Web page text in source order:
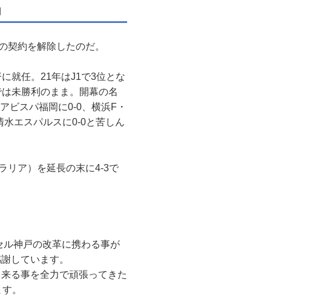
約を解除したのだ。
就任。21年はJ1で3位とな
未勝利のまま。開幕の名
ビスパ福岡に0-0、横浜F・
エスパルスに0-0と苦しん
リア）を延長の末に4-3で
ル神戸の改革に携わる事が
しています。
る事を全力で頑張ってきた
。